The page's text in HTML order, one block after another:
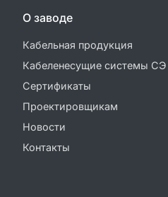
О заводе
Кабельная продукция
Кабеленесущие системы СЭ
Сертификаты
Проектировщикам
Новости
Контакты